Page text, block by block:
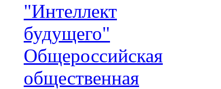
"Интеллект
будущего"
Общероссийская
общественная